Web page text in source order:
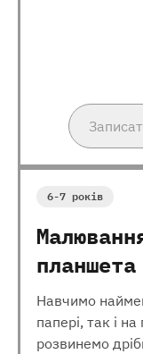
6-7 років
планшета
Навчимо
папері, так і
розвинемо